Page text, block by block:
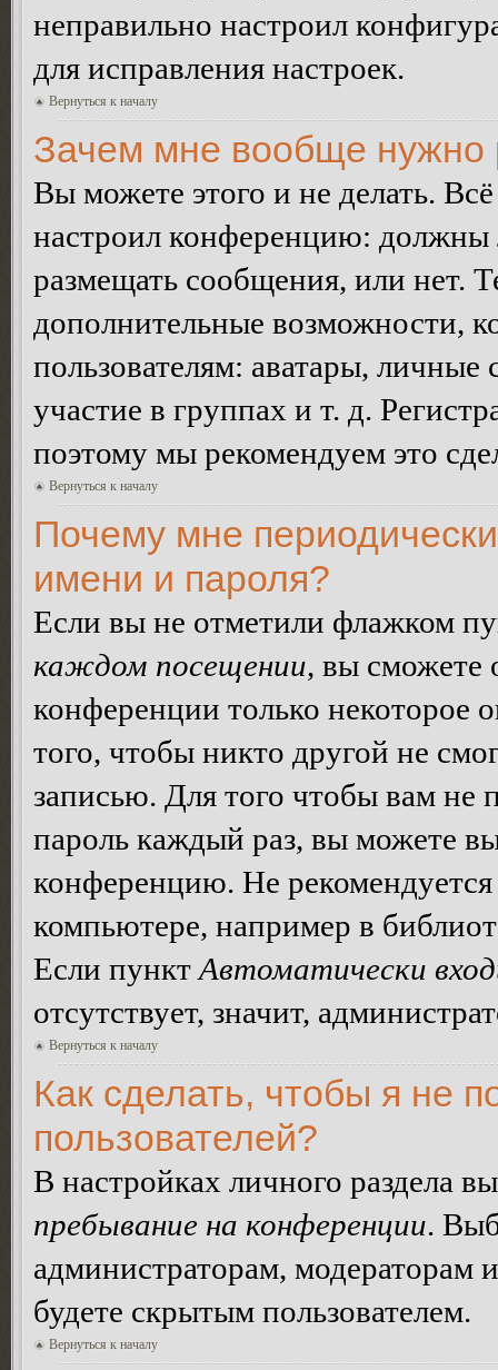
неправильно настроил
для исправления настроек.
Вернуться к началу
Зачем мне вообще нужно
Вы можете этого и не делать.
настроил конференцию: должны
размещать сообщения, или нет.
дополнительные возможности,
пользователям: аватары,
участие в группах и т. д.
поэтому мы рекомендуем это
Вернуться к началу
Почему мне
имени и пароля?
Если вы не отметили флажком
каждом посещении, вы сможете
конференции только некоторое
того, чтобы никто другой не
записью. Для того чтобы вам не
пароль каждый раз, вы можете
конференцию. Не
компьютере, например в
Если пункт Автоматически
отсутствует, значит,
Вернуться к началу
Как сделать, чтобы я не
пользователей?
В настройках личного раздела
пребывание на конференции.
администраторам, модераторам
будете скрытым пользователем.
Вернуться к началу